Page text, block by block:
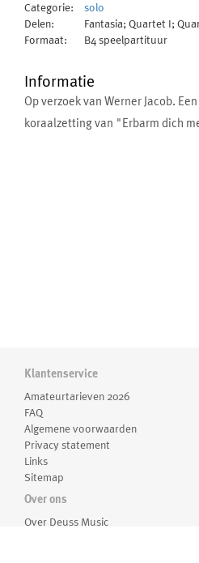
Categorie:
solo
Delen:
Fantasia; Quartet I;
Formaat:
B4 speelpartituur
Informatie
Op verzoek van Werner Jacob.
koraalzetting van "Erbarm dich
Klantenservice
Amateurtarieven 2026
FAQ
Algemene voorwaarden
Privacy statement
Links
Sitemap
Over ons
Over Deuss Music